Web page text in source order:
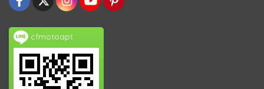
cfmotoapt